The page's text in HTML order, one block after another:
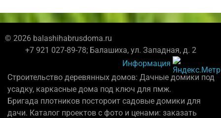
© 2026 balashihabrusdoma.ru
+7 921 027-89-78; Балашиха, ул. Западная, д. 2
Информация
Строительство деревянных домов: Дачные домики под
усадку, каркасные дома под ключ для пмж.
Бригада плотников постороит садовые домики для
дачи. Каталог проектов с фото и ценами: заказать